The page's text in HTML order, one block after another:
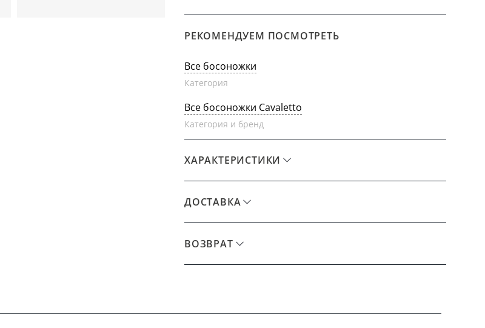
РЕКОМЕНДУЕМ ПОСМОТРЕТЬ
Все босоножки
Категория
Все босоножки Cavaletto
Категория и бренд
ХАРАКТЕРИСТИКИ
ДОСТАВКА
ВОЗВРАТ